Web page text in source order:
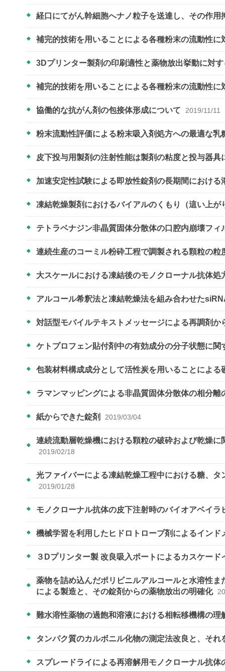
経口にてがん幹細胞へナノ粒子を送達し、その作
補完的技術を用いることによる各種粉末の流動性
3Dプリンター製剤の印刷適性と薬物放出挙動に対
補完的技術を用いることによる各種粉末の流動性
協働的な抗がん剤の包接体形成について 2019/11/11
粉末流動性評価による粉末吸入剤処方への最適な
皮下投与用製剤の注射性能は製剤の粘度と投与器
加速安定性試験による即放性錠剤の長期間におけ
凍結乾燥製剤におけるバイアルのくもり（這い上
テトラベナジン非晶質固体分散体の口腔内崩壊フィ
連続生産のコーミル粉砕工程で調製される顆粒の
大スケールにおける凍結後のモノクローナル抗体
アルコール希釈法と凍結乾燥法を組み合わせた
対話型モバイルテキストメッセージによる再調剤
ケトプロフェン貼付剤中の有効成分の分子状態に
包装材料構成成分として活性炭を用いることによ
ラマンマッピングによる非晶質固体分散体の相分離
紙からできた錠剤 2019/03/04
連続流動層乾燥機における顆粒の破砕および乾燥
2019/02/18
光ファイバーによる凍結乾燥工程中における糖、
2019/01/28
モノクローナル抗体の皮下注射時のバイオアベイ
機械学習を利用したヒドロトロープ剤によるイン
３Dプリンター製 改良吸入ポートによるカスケー
薬物を詰め込んだポリビニルアルコールと水溶性
による製造と、その錠剤からの薬物放出の明確化
難水溶性薬物の過飽和溶液における相転移機構の理
タンパク質のカルボニル化物の測定法改良と、そ
スプレードライによる再溶解用モノクローナル抗